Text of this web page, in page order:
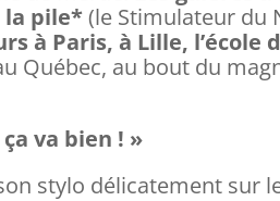
la pile*(le Stimulateur du
à Paris, à Lille, l’école
Québec, au bout du
va bien ! »
stylo délicatement sur